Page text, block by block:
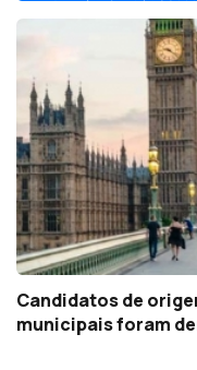
Candidatos de
municipais foram